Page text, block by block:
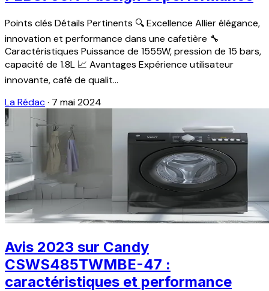
Points clés Détails Pertinents 🔍 Excellence Allier élégance,
innovation et performance dans une cafetière 🔧
Caractéristiques Puissance de 1555W, pression de 15 bars,
capacité de 1.8L 📈 Avantages Expérience utilisateur
innovante, café de qualit...
La Rédac· 7 mai 2024
Avis 2023 sur Candy
CSWS485TWMBE-47 :
caractéristiques et performance